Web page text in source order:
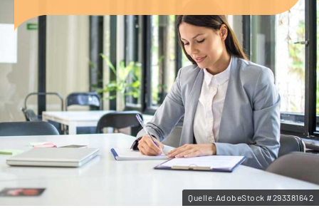
Leichte Sprache
Gebärdensprache
Quelle:AdobeStock #293381642